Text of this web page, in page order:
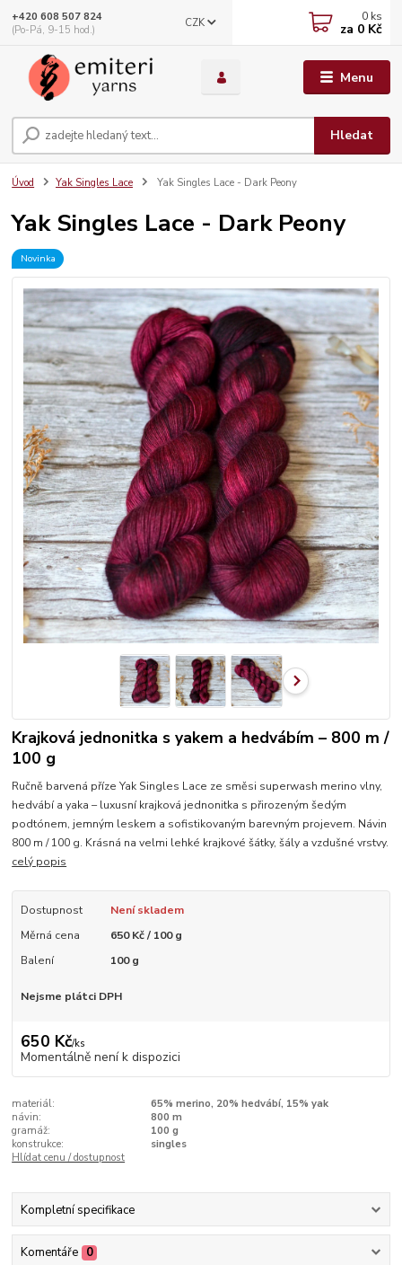
Menu
CZK
Hledat
+420 608 507 824
(Po-Pá, 9-15 hod.)
0 ks
za 0 Kč
Úvod Yak Singles Lace Yak Singles Lace - Dark Peony
Yak Singles Lace - Dark Peony
Novinka
Krajková jednonitka s yakem a hedvábím – 800 m /
100 g
Ručně barvená příze Yak Singles Lace ze směsi superwash merino vlny,
hedvábí a yaka – luxusní krajková jednonitka s přirozeným šedým
podtónem, jemným leskem a sofistikovaným barevným projevem. Návin
800 m / 100 g. Krásná na velmi lehké krajkové šátky, šály a vzdušné vrstvy.
celý popis
Dostupnost
Není skladem
Měrná cena
650 Kč / 100 g
Balení
100 g
Nejsme plátci DPH
650 Kč/ks
Momentálně není k dispozici
materiál:
65% merino, 20% hedvábí, 15% yak
návin:
800 m
gramáž:
100 g
konstrukce:
singles
Hlídat cenu / dostupnost
Kompletní specifikace
Komentáře 0